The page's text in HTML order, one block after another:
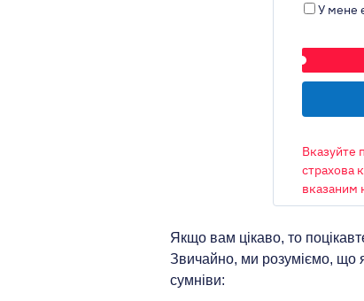
У мене
ОБ’ЄМ
Вказуйте
страхова
вказаним
Якщо вам цікаво, то
Звичайно, ми розуміємо, що
сумніви: